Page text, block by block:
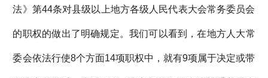
法》第44条对县级以上地方各级人民代表大会常务委员会
的职权的做出了明确规定。我们可以看到，在地方人大常
委会依法行使8个方面14项职权中，就有9项属于决定或带